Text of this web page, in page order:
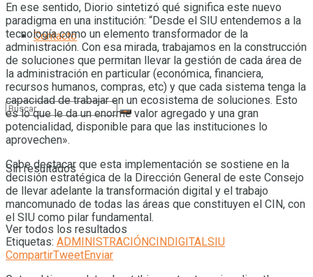
Contacto
Sin resultados
Ver todos los resultados
En ese sentido, Diorio sintetizó qué significa este nuevo
paradigma en una institución: “Desde el SIU entendemos a la
tecnología como un elemento transformador de la
administración. Con esa mirada, trabajamos en la construcción
de soluciones que permitan llevar la gestión de cada área de
la administración en particular (económica, financiera,
recursos humanos, compras, etc) y que cada sistema tenga la
capacidad de trabajar en un ecosistema de soluciones. Esto
es lo que le da un enorme valor agregado y una gran
potencialidad, disponible para que las instituciones lo
aprovechen».
Cabe destacar que esta implementación se sostiene en la
decisión estratégica de la Dirección General de este Consejo
de llevar adelante la transformación digital y el trabajo
mancomunado de todas las áreas que constituyen el CIN, con
el SIU como pilar fundamental.
Etiquetas: ADMINISTRACIÓNCIN DIGITALSIU
CompartirTweetEnviar